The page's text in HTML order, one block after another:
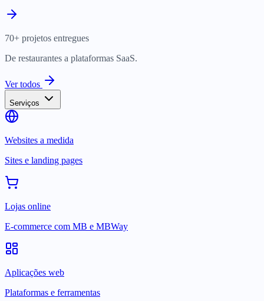
70+ projetos entregues
De restaurantes a plataformas SaaS.
Ver todos
Serviços
Websites a medida
Sites e landing pages
Lojas online
E-commerce com MB e MBWay
Aplicações web
Plataformas e ferramentas